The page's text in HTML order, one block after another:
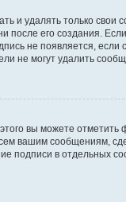
и удалять только
после его создания.
не появляется,
не могут удалить
вы можете отметить
вашим сообщениям,
подписи в отдельных